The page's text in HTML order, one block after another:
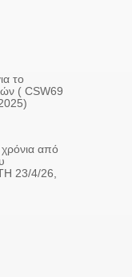
το
( CSW69
από
23/4/26,